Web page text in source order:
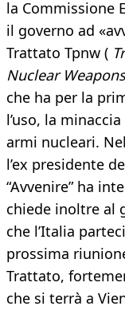
la Commissione
il governo ad
Trattato Tpnw (
Nuclear
che ha per la
l’uso, la
armi nucleari.
l’ex presidente
“Avvenire” ha
chiede inoltre al
che l’Italia
prossima
Trattato,
che si terrà a